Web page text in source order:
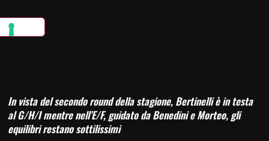
In vista del secondo round della stagione, Bertinelli è in testa
al G/H/I mentre nell’E/F, guidato da Benedini e Morteo, gli
equilibri restano sottilissimi